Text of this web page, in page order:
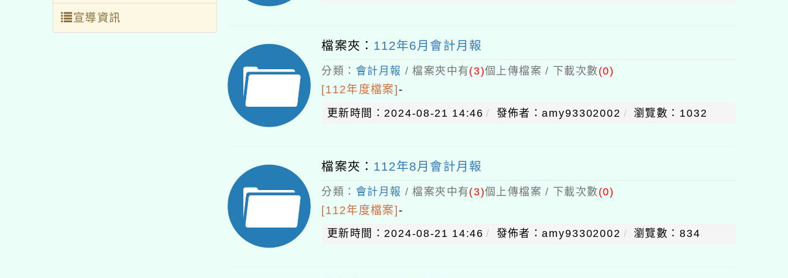
宣導資訊
檔案夾： 112年6月會計月報
分類： 會計月報 / 檔案夾中有(3)個上傳檔案 / 下載次數(0)
[112年度檔案]-
更新時間：2024-08-21 14:46 發佈者：amy93302002 瀏覽數：1032
檔案夾： 112年8月會計月報
分類： 會計月報 / 檔案夾中有(3)個上傳檔案 / 下載次數(0)
[112年度檔案]-
更新時間：2024-08-21 14:46 發佈者：amy93302002 瀏覽數：834